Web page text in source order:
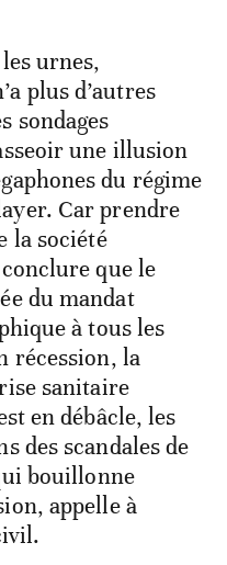
urnes,
plus d’autres
sondages
une illusion
du régime
Car prendre
la société
que le
du mandat
à tous les
récession, la
sanitaire
en débâcle, les
des scandales de
bouillonne
appelle à